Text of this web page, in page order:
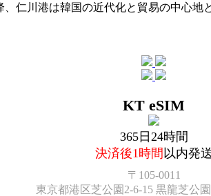
仁川港は韓国の近代化と貿易の中心
KT eSIM
365日24時間
決済後1時間以内発
〒105-0011
東京都港区芝公園2-6-15 黒龍芝公